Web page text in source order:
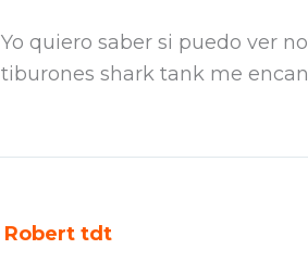
Yo quiero saber si puedo ver
tiburones shark tank me
Robert tdt